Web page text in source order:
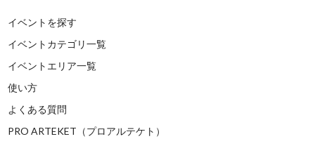
イベントを探す
イベントカテゴリ一覧
イベントエリア一覧
使い方
よくある質問
PRO ARTEKET（プロアルテケト）